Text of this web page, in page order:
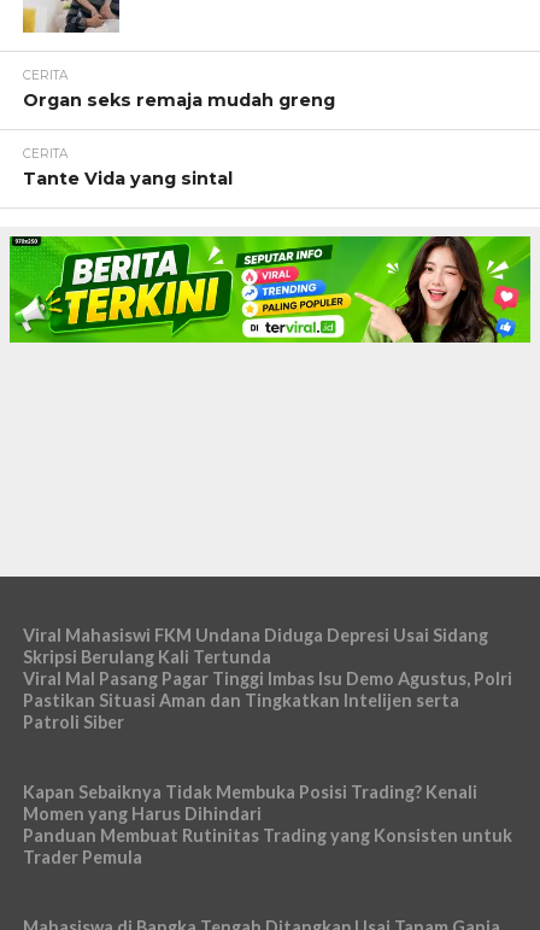
CERITA
Organ seks remaja mudah greng
CERITA
Tante Vida yang sintal
Viral Mahasiswi FKM Undana Diduga Depresi Usai Sidang
Skripsi Berulang Kali Tertunda
Viral Mal Pasang Pagar Tinggi Imbas Isu Demo Agustus, Polri
Pastikan Situasi Aman dan Tingkatkan Intelijen serta
Patroli Siber
Kapan Sebaiknya Tidak Membuka Posisi Trading? Kenali
Momen yang Harus Dihindari
Panduan Membuat Rutinitas Trading yang Konsisten untuk
Trader Pemula